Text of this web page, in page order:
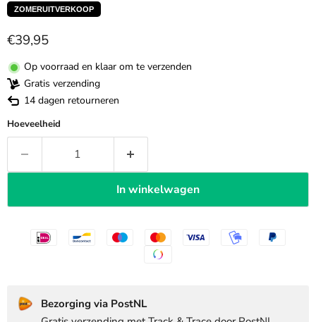
ZOMERUITVERKOOP
€39,95
Op voorraad en klaar om te verzenden
Gratis verzending
14 dagen retourneren
Hoeveelheid
In winkelwagen
Bezorging via PostNL